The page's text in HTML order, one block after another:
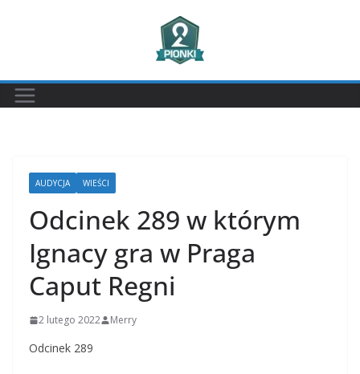
AUDYCJA WIEŚCI
Odcinek 289 w którym
Ignacy gra w Praga
Caput Regni
2 lutego 2022 Merry
Odcinek 289